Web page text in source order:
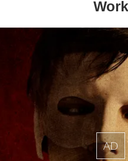
Work
AD